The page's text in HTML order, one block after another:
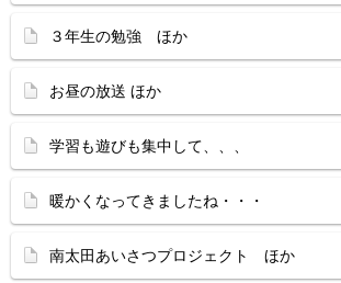
３年生の勉強 ほか
お昼の放送 ほか
学習も遊びも集中して、、、
暖かくなってきましたね・・・
南太田あいさつプロジェクト ほか